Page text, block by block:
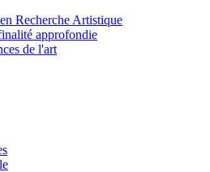
Recherche Artistique
approfondie
de l'art